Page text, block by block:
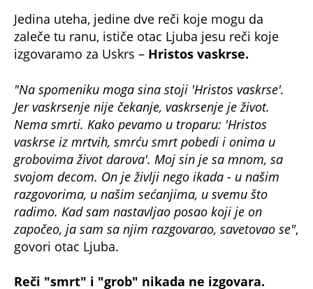
Jedina uteha, jedine dve reči koje mogu da
zaleče tu ranu, ističe otac Ljuba jesu reči koje
izgovaramo za Uskrs – Hristos vaskrse.
"Na spomeniku moga sina stoji 'Hristos vaskrse'.
Jer vaskrsenje nije čekanje, vaskrsenje je život.
Nema smrti. Kako pevamo u troparu: 'Hristos
vaskrse iz mrtvih, smrću smrt pobedi i onima u
grobovima život darova'. Moj sin je sa mnom, sa
svojom decom. On je življi nego ikada - u našim
razgovorima, u našim sećanjima, u svemu što
radimo. Kad sam nastavljao posao koji je on
započeo, ja sam sa njim razgovarao, savetovao se",
govori otac Ljuba.
Reči "smrt" i "grob" nikada ne izgovara.